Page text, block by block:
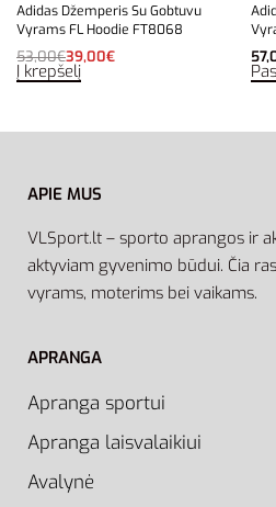
Adidas Džemperis Su Gobtuvu
Vyrams FL Hoodie FT8068
53,00€39,00€
Į krepšelį
APIE MUS
VLSport.lt – sporto aprangos ir
aktyviam gyvenimo būdui. Čia
vyrams, moterims bei vaikams.
APRANGA
Apranga sportui
Apranga laisvalaikiui
Avalynė